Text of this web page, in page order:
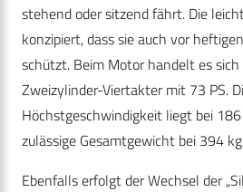
stehend oder sitzend fährt. Die
konzipiert, dass sie auch vor
schützt. Beim Motor handelt es
Zweizylinder-Viertakter mit 73 PS.
Höchstgeschwindigkeit liegt bei
zulässige Gesamtgewicht bei 394
Ebenfalls erfolgt der Wechsel der